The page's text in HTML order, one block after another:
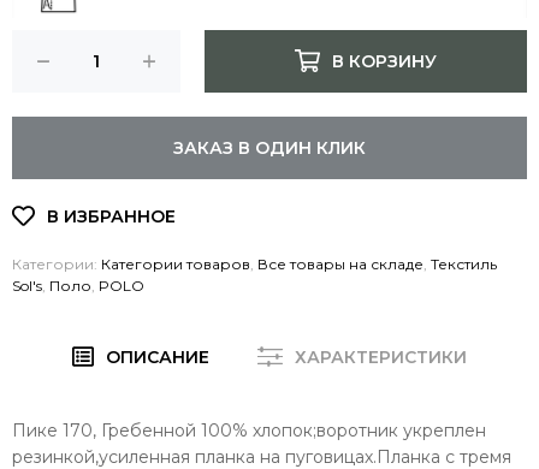
В КОРЗИНУ
ЗАКАЗ В ОДИН КЛИК
Категории: Категории товаров Все товары на складе Текстиль
Sol's Поло POLO
ОПИСАНИЕ ХАРАКТЕРИСТИКИ
Пике 170, Гребенной 100% хлопок;воротник укреплен
резинкой,усиленная планка на пуговицах.Планка с тремя